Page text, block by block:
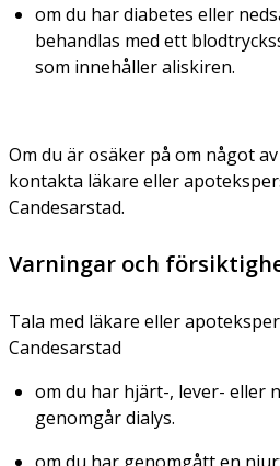
om du har diabetes eller
behandlas med ett
som innehåller aliskiren.
Om du är osäker på om något
kontakta läkare eller
Candesarstad.
Varningar och
Tala med läkare eller
Candesarstad
om du har hjärt-, lever- eller
genomgår dialys.